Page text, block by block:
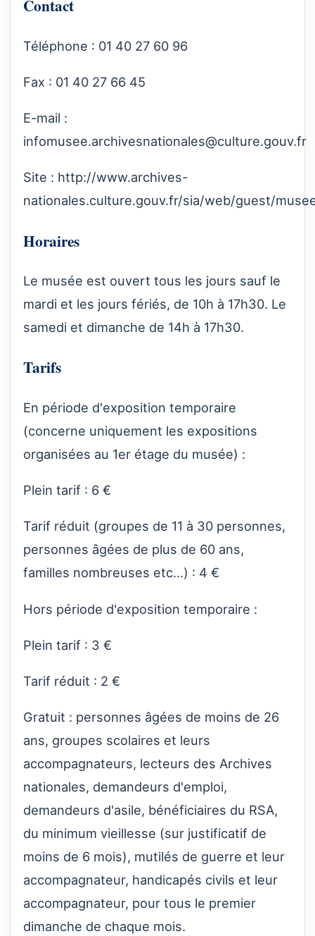
Contact
Téléphone : 01 40 27 60 96
Fax : 01 40 27 66 45
E-mail :
infomusee.archivesnationales@culture.gouv.fr
Site : http://www.archives-
nationales.culture.gouv.fr/sia/web/guest/
Horaires
Le musée est ouvert tous les jours sauf le
mardi et les jours fériés, de 10h à 17h30. Le
samedi et dimanche de 14h à 17h30.
Tarifs
En période d'exposition temporaire
(concerne uniquement les expositions
organisées au 1er étage du musée) :
Plein tarif : 6 €
Tarif réduit (groupes de 11 à 30 personnes,
personnes âgées de plus de 60 ans,
familles nombreuses etc...) : 4 €
Hors période d'exposition temporaire :
Plein tarif : 3 €
Tarif réduit : 2 €
Gratuit : personnes âgées de moins de 26
ans, groupes scolaires et leurs
accompagnateurs, lecteurs des Archives
nationales, demandeurs d'emploi,
demandeurs d'asile, bénéficiaires du RSA,
du minimum vieillesse (sur justificatif de
moins de 6 mois), mutilés de guerre et leur
accompagnateur, handicapés civils et leur
accompagnateur, pour tous le premier
dimanche de chaque mois.